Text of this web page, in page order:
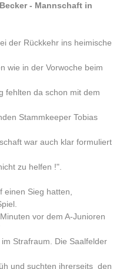
- Mannschaft in
der Rückkehr ins heimische
wie in der Vorwoche beim
fehlten da schon mit dem
Stammkeeper Tobias
war auch klar formuliert
zu helfen !".
Sieg hatten,
vor dem A-Junioren
Strafraum. Die Saalfelder
und suchten ihrerseits den